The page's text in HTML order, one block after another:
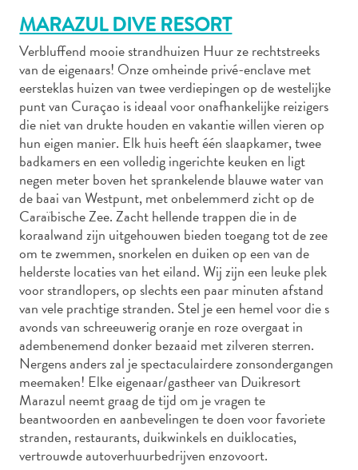
Autoverhuur
Bezienswaardigheden
Diversen
Duik-
en
snorkelplekken
Duikoperators
Eten
en
drinken
Kunst
cultuur
Landactiviteiten
Musea
Nachtleven
en
entertainment
Natuur
en
parken
MARAZUL DIVE RESORT
Verbluffend mooie strandhuizen Huur ze rechtstreeks
van de eigenaars! Onze omheinde privé-enclave met
eersteklas huizen van twee verdiepingen op de westelijke
punt van Curaçao is ideaal voor onafhankelijke reizigers
die niet van drukte houden en vakantie willen vieren op
hun eigen manier. Elk huis heeft één slaapkamer, twee
badkamers en een volledig ingerichte keuken en ligt
negen meter boven het sprankelende blauwe water van
de baai van Westpunt, met onbelemmerd zicht op de
Caraïbische Zee. Zacht hellende trappen die in de
koraalwand zijn uitgehouwen bieden toegang tot de zee
om te zwemmen, snorkelen en duiken op een van de
helderste locaties van het eiland. Wij zijn een leuke plek
voor strandlopers, op slechts een paar minuten afstand
van vele prachtige stranden. Stel je een hemel voor die s
avonds van schreeuwerig oranje en roze overgaat in
adembenemend donker bezaaid met zilveren sterren.
Nergens anders zal je spectaculairdere zonsondergangen
meemaken! Elke eigenaar/gastheer van Duikresort
Marazul neemt graag de tijd om je vragen te
beantwoorden en aanbevelingen te doen voor favoriete
stranden, restaurants, duikwinkels en duiklocaties,
vertrouwde autoverhuurbedrijven enzovoort.